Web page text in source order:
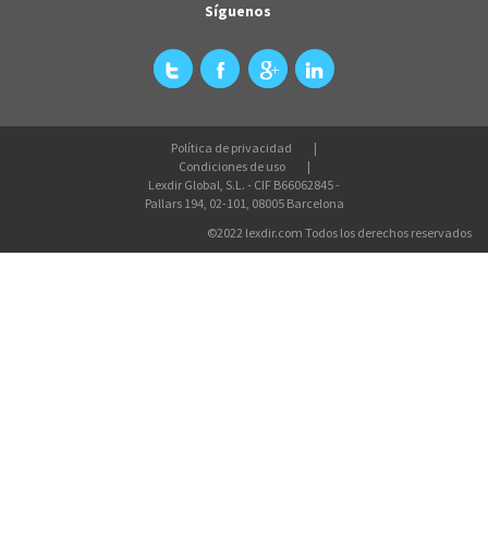
Síguenos
Política de privacidad
Condiciones de uso
Lexdir Global, S.L. - CIF B66062845 -
Pallars 194, 02-101, 08005 Barcelona
©2022 lexdir.com Todos los derechos reservados